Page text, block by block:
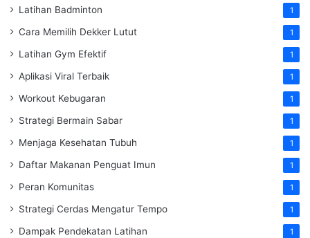
Latihan Badminton 1
Cara Memilih Dekker Lutut 1
Latihan Gym Efektif 1
Aplikasi Viral Terbaik 1
Workout Kebugaran 1
Strategi Bermain Sabar 1
Menjaga Kesehatan Tubuh 1
Daftar Makanan Penguat Imun 1
Peran Komunitas 1
Strategi Cerdas Mengatur Tempo 1
Dampak Pendekatan Latihan 1